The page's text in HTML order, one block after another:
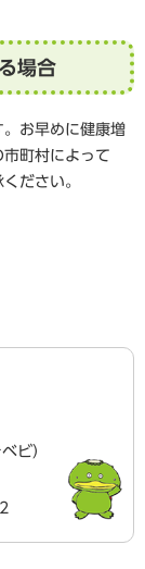
場合
お早めに健康増
町村によって
ださい。
ビ）